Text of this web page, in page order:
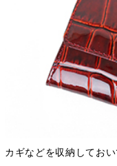
カギなどを収納してお